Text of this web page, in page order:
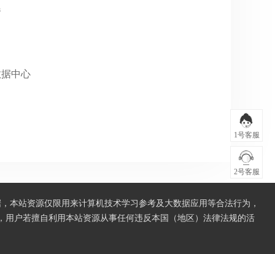
据中心
本站资源仅限用来计算机技术学习参考及大数据应用等合法行为，
户若擅自利用本站资源从事任何违反本国（地区）法律法规的活
1号客服
2号客服